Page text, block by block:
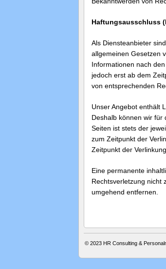
Haftungsausschluss
Als Diensteanbieter
allgemeinen Gesetzen
Informationen nach
jedoch erst ab dem
von entsprechenden
Unser Angebot enthält
Deshalb können wir
Seiten ist stets der
zum Zeitpunkt der
Zeitpunkt der
Eine permanente
Rechtsverletzung nicht
umgehend entfernen.
© 2023 HR Consulting &